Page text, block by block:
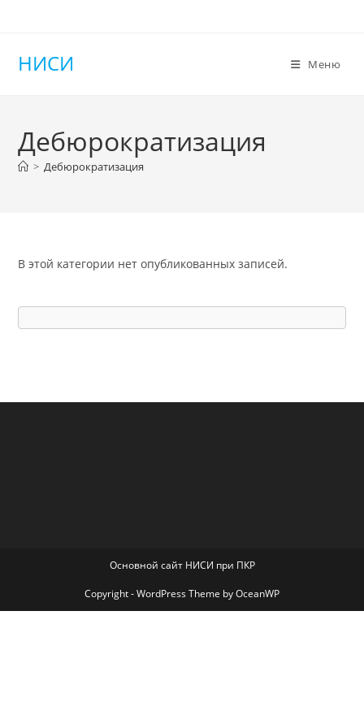
НИСИ Меню
Дебюрократизация
> Дебюрократизация
В этой категории нет опубликованных записей.
Основной сайт НИСИ при ПКР
Copyright - WordPress Theme by OceanWP